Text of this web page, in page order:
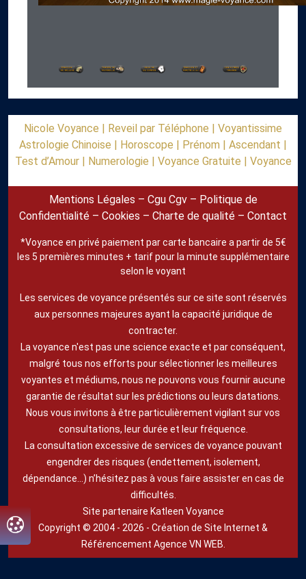
Nicole Voyance | Reveil par Téléphone | Voyantissime
Astrologie Chinoise | Horoscope | Prénom | Ascendant |
Test d’Amour | Numerologie | Voyance Gratuite | Voyance
Mentions Légales – Cgu Cgv– Politique de
Confidentialité – Cookies – Charte de qualité – Contact
*Voyance en privé paiement par carte bancaire a partir de 5€
les 5 premières minutes + tarif pour la minute supplémentaire
selon le voyant
Les services de voyance présentés sur ce site sont réservés
aux personnes majeures ayant la capacité juridique de
contracter.
La voyance n'est pas une science exacte et par conséquent,
malgré tous nos efforts pour sélectionner les meilleures
voyantes et médiums, nous ne pouvons vous fournir aucune
garantie de résultat sur les prédictions ou leurs datations.
Nous vous invitons à être particulièrement vigilant sur vos
consultations, leur durée et leur fréquence.
La consultation excessive de services de voyance pouvant
engendrer des risques (endettement, isolement,
dépendance...) n’hésitez pas à vous faire assister en cas de
difficultés.
Site partenaire Katleen Voyance
Copyright © 2004 - 2026 - Création de Site Internet &
Référencement Agence VN WEB.